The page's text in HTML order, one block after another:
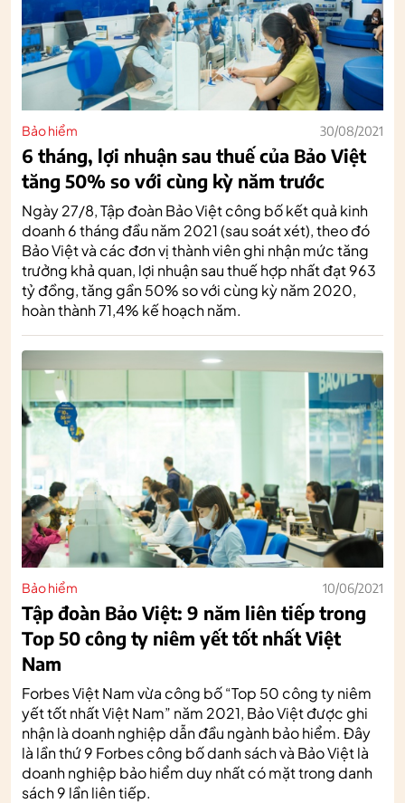
Bảo hiểm 30/08/2021
6 tháng, lợi nhuận sau thuế của Bảo Việt
tăng 50% so với cùng kỳ năm trước
Ngày 27/8, Tập đoàn Bảo Việt công bố kết quả kinh
doanh 6 tháng đầu năm 2021 (sau soát xét), theo đó
Bảo Việt và các đơn vị thành viên ghi nhận mức tăng
trưởng khả quan, lợi nhuận sau thuế hợp nhất đạt 963
tỷ đồng, tăng gần 50% so với cùng kỳ năm 2020,
hoàn thành 71,4% kế hoạch năm.
Bảo hiểm 10/06/2021
Tập đoàn Bảo Việt: 9 năm liên tiếp trong
Top 50 công ty niêm yết tốt nhất Việt
Nam
Forbes Việt Nam vừa công bố “Top 50 công ty niêm
yết tốt nhất Việt Nam” năm 2021, Bảo Việt được ghi
nhận là doanh nghiệp dẫn đầu ngành bảo hiểm. Đây
là lần thứ 9 Forbes công bố danh sách và Bảo Việt là
doanh nghiệp bảo hiểm duy nhất có mặt trong danh
sách 9 lần liên tiếp.